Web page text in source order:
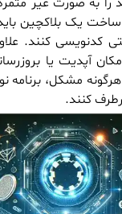
یک بلاکچین باید
کدنویسی کنند.
آپدیت یا
مشکل، برنامه
کنند.